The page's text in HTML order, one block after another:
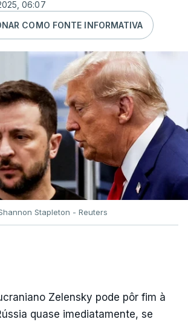
06:07
COMO FONTE INFORMATIVA
Stapleton - Reuters
Zelensky pode pôr fim à
quase imediatamente, se